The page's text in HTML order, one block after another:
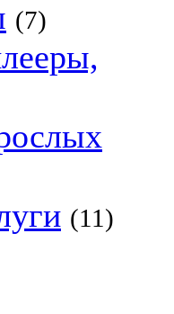
(7)
(11)